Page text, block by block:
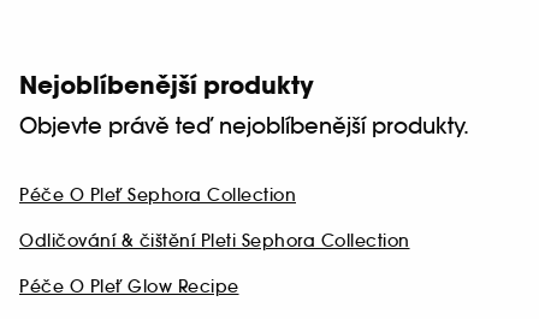
Nejoblíbenější produkty
Objevte právě teď nejoblíbenější produkty.
Péče O Pleť Sephora Collection
Odličování & čištění Pleti Sephora Collection
Péče O Pleť Glow Recipe